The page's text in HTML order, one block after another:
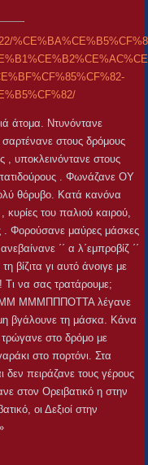
άτομα. Ντυνόντανε
στους δρόμους
, υποκλεινόντανε στους
. Φωνάζανε ΟΥ
θόρυβο. Κατά κανόνα
κυρίες του παλιού καιρού,
. Φορούσανε μαύρες μάσκες
΄΄ α λ΄εμπροβίζ ΄΄
βίζιτα γι αυτό άνοιγε με
να σας τρατάρουμε;
ΜΜΜΠΠΠΟΤΤΑ λέγανε
βγάλουνε τη μάσκα. Κάνα
τρώγανε στο δρόμο με
στο πορτόνι. Στα
πειράζανε τους γέρους
στον Ορειβατικό η στην
οι Δεξιοί στην